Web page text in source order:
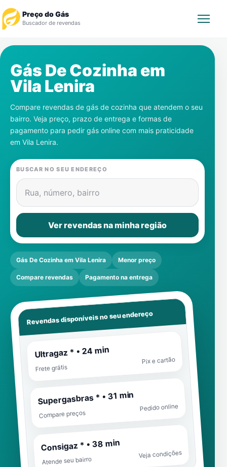
Preço do Gás
Buscador de revendas
Revendedor
Notícias
Cadastre-se
Gás
Contatos
Gás De Cozinha em
Vila Lenira
Compare revendas de gás de cozinha que atendem o seu
bairro. Veja preço, prazo de entrega e formas de
pagamento para pedir gás online com mais praticidade
em Vila Lenira.
BUSCAR NO SEU ENDEREÇO
Rua, número, bairro
Ver revendas na minha região
Gás De Cozinha em Vila Lenira Menor preço
Compare revendas Pagamento na entrega
Revendas disponíveis no seu endereço
Ultragaz * • 24 min
Frete grátis
Pix e cartão
Supergasbras * • 31 min
Compare preços
Pedido online
Consigaz * • 38 min
Atende seu bairro
Veja condições